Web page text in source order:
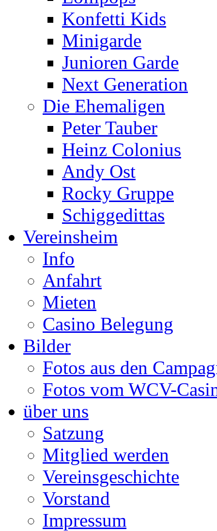
Konfetti Kids
Minigarde
Junioren Garde
Next Generation
Die Ehemaligen
Peter Tauber
Heinz Colonius
Andy Ost
Rocky Gruppe
Schiggedittas
Vereinsheim
Info
Anfahrt
Mieten
Casino Belegung
Bilder
Fotos aus den
Fotos vom WCV-
über uns
Satzung
Mitglied werden
Vereinsgeschichte
Vorstand
Impressum